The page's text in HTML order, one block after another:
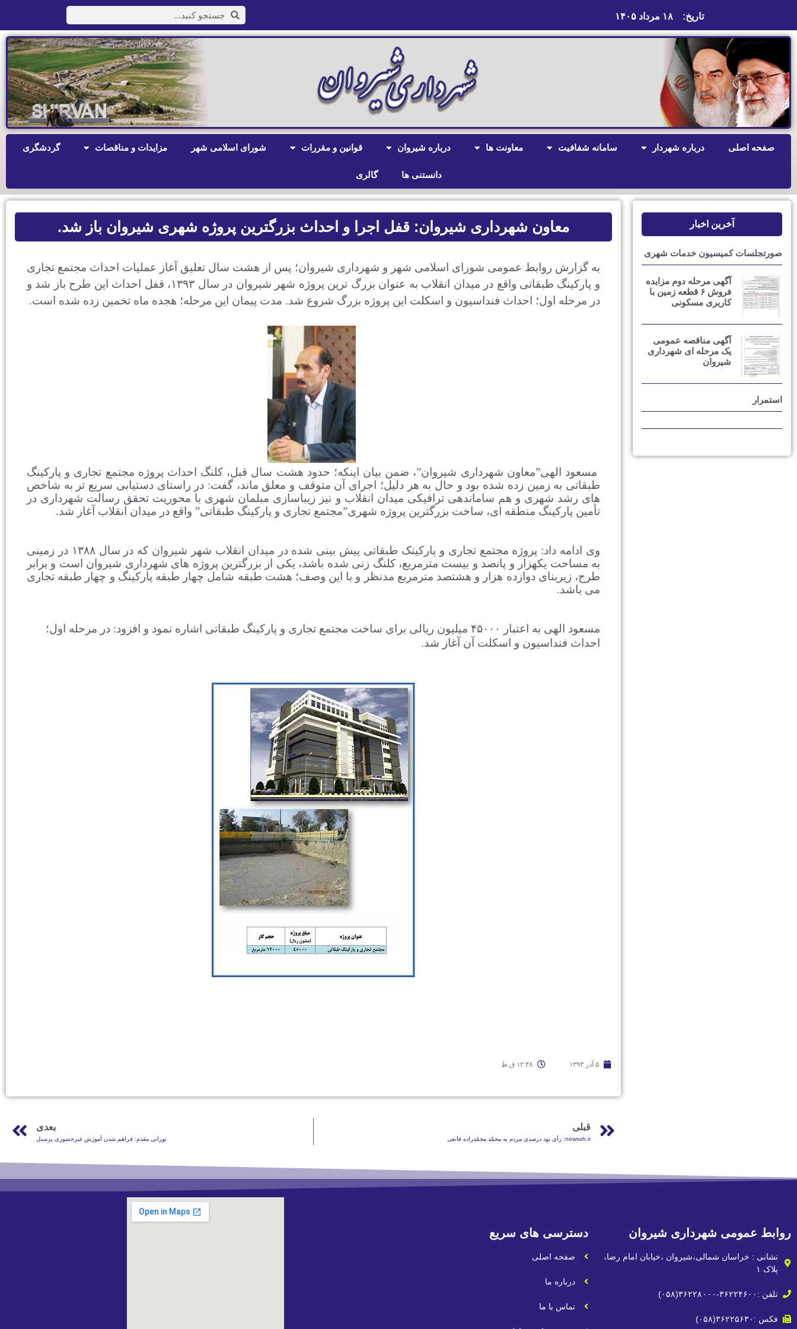
تاریخ: ۱۸ مرداد ۱۴۰۵
صفحه اصلی درباره شهردار سامانه شفافیت معاونت ها درباره شیروان قوانین و مقررات شورای اسلامی شهر مزایدات و مناقصات گردشگری
دانستنی ها گالری
آخرین اخبار
صورتجلسات کمیسیون خدمات شهری
آگهی مرحله دوم مزایده
فروش ۶ قطعه زمین با
کاربری مسکونی
آگهی مناقصه عمومی
یک مرحله ای شهرداری
شیروان
استمرار
معاون شهرداری شیروان: قفل اجرا و احداث بزرگترین پروژه شهری شیروان باز شد.
به گزارش روابط عمومی شورای اسلامی شهر و شهرداری شیروان؛ پس از هشت سال تعلیق آغاز عملیات احداث مجتمع تجاری
و پارکینگ طبقاتی واقع در میدان انقلاب به عنوان بزرگ ترین پروژه شهر شیروان در سال ۱۳۹۳، قفل احداث این طرح باز شد و
در مرحله اول؛ احداث فنداسیون و اسکلت این پروژه بزرگ شروع شد. مدت پیمان این مرحله؛ هجده ماه تخمین زده شده است.
مسعود الهی”معاون شهرداری شیروان”، ضمن بیان اینکه؛ حدود هشت سال قبل، کلنگ احداث پروژه مجتمع تجاری و پارکینگ
طبقاتی به زمین زده شده بود و حال به هر دلیل؛ اجرای آن متوقف و معلق ماند،گفت: در راستای دستیابی سریع تر به شاخص
های رشد شهری و هم ساماندهی ترافیکی میدان انقلاب و نیز زیباسازی مبلمان شهری با محوریت تحقق رسالت شهرداری در
تأمین پارکینگ منطقه ای، ساخت بزرگترین پروژه شهری”مجتمع تجاری و پارکینگ طبقاتی” واقع در میدان انقلاب آغاز شد.
وی ادامه داد: پ
روژه مجتمع تجاری و پارکینک طبقاتی پیش بینی شده در میدان انقلاب شهر شیروان که در سال ۱۳۸۸ در زمینی
به مساحت یکهزار و پانصد و بیست مترمربع، کلنگ زنی شده باشد، یکی از بزرگترین پروژه های شهرداری شیروان است و برابر
طرح، زیربنای دوازده هزار و هشتصد مترمربع مدنظر و با این وصف؛ هشت طبقه شامل چهار طبقه پارکینگ و چهار طبقه تجاری
می باشد.
مسعود الهی به اعتبار ۴۵۰۰۰ میلیون ریالی برای ساخت مجتمع تجاری و پارکینگ طبقاتی اشاره نمود و افزود: در مرحله اول؛
احداث فنداسیون و اسکلت آن آغاز شد.
۵ آذر ۱۳۹۳ ۱۲:۴۸ ق.ظ
قبلی
newssh.ir: رأی نود درصدی مردم به محمّد محمّدزاده قانعی
بعدی
نورانی مقدم: فراهم شدن آموزش غیرحضوری پرسنل
روابط عمومی شهرداری شیروان
نشانی : خراسان شمالی،شیروان ،خیابان امام رضا،
پلاک ۱
تلفن :۳۶۲۲۴۶۰۰-۳۶۲۲۸۰۰۰(۰۵۸)
فکس :۳۶۲۲۵۶۳۰(۰۵۸)
دسترسی های سریع
صفحه اصلی
درباره ما
تماس با ما